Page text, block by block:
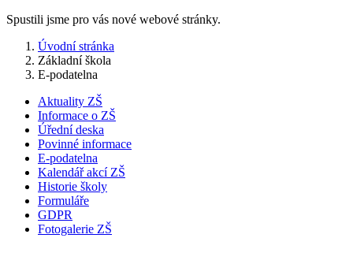
Spustili jsme pro vás nové webové stránky.
Úvodní stránka
Základní škola
E-podatelna
Aktuality ZŠ
Informace o ZŠ
Úřední deska
Povinné informace
E-podatelna
Kalendář akcí ZŠ
Historie školy
Formuláře
GDPR
Fotogalerie ZŠ